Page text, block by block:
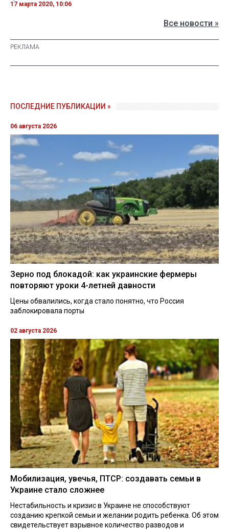
17 марта 2020, 10:06
Все новости »
ПОСЛЕДНИЕ ПУБЛИКАЦИИ »
06 августа 2026
Зерно под блокадой: как украинские фермеры
повторяют уроки 4-летней давности
Цены обвалились, когда стало понятно, что Россия
заблокировала порты
02 августа 2026
Мобилизация, увечья, ПТСР: создавать семьи в
Украине стало сложнее
Нестабильность и кризис в Украине не способствуют
созданию крепкой семьи и желании родить ребенка. Об этом
свидетельствует взрывное количество разводов и